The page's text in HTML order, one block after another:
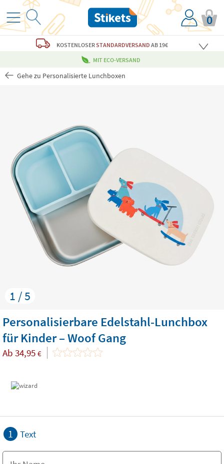
0
KOSTENLOSERSTANDARDVERSAND AB 19€
MIT ECO-VERSAND
Gehe zu Personalisierte Lunchboxen
1 / 5
Personalisierbare Edelstahl-Lunchbox
für Kinder – Woof Gang
Ab 34,95 €
1 Text